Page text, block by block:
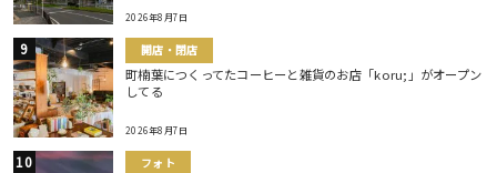
2026年8月7日
開店・閉店
町楠葉につくってたコーヒーと雑貨のお店「koru;」がオープン
してる
2026年8月7日
フォト